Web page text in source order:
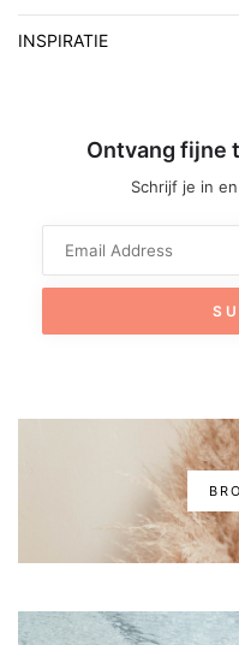
INSPIRATIE
Ontvang fijne
Schrijf je in